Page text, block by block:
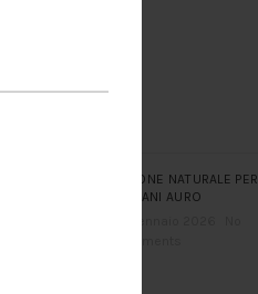
SAPONE NATURALE PER
LE MANI AURO